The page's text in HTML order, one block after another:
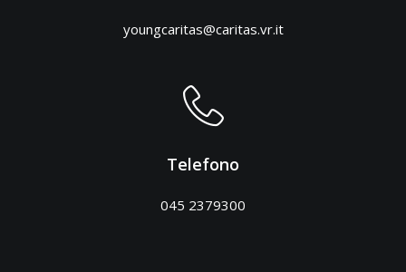
youngcaritas@caritas.vr.it
Telefono
045 2379300